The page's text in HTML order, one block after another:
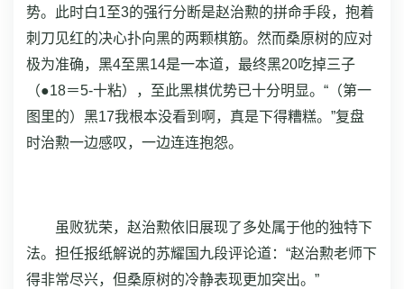
势。此时白1至3的强行分断是赵治勲的拼命手段，抱着
刺刀见红的决心扑向黑的两颗棋筋。然而桑原树的应对
极为准确，黑4至黑14是一本道，最终黑20吃掉三子
（●18＝5-十粘），至此黑棋优势已十分明显。“（第一
图里的）黑17我根本没看到啊，真是下得糟糕。”复盘
时治勲一边感叹，一边连连抱怨。
虽败犹荣，赵治勲依旧展现了多处属于他的独特下
法。担任报纸解说的苏耀国九段评论道：“赵治勲老师下
得非常尽兴，但桑原树的冷静表现更加突出。”